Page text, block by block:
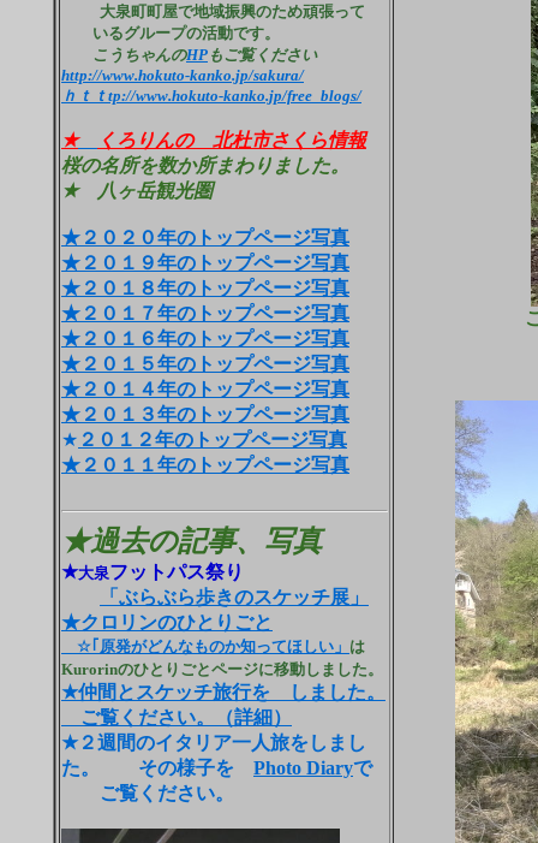
大泉町町屋で地域振興のため頑張って
いるグループの活動です。
こうちゃんのHP もご覧ください
http://www.hokuto-kanko.jp/sakura/
ｈｔｔtp://www.hokuto-kanko.jp/free_blogs/
★
くろりんの 北杜市さくら情報
桜の名所を数か所まわりました。
★ 八ヶ岳観光圏
★２０２０年のトップページ写真
★２０１９年のトップページ写真
★２０１８年のトップページ写真
★２０１７年のトップページ写真
★２０１６年のトップページ写真
★２０１５年のトップページ写真
★２０１４年のトップページ写真
★２０１３年のトップページ写真
★ ２０１２年のトップページ写真
★２０１１年のトップページ写真
★過去の記事、写真
★大泉フットパス祭り
「ぶらぶら歩きのスケッチ展」
★クロリンのひとりごと
☆｢原発がどんなものか知ってほしい」 は
Kurorinのひとりごとページに移動しました。
★仲間とスケッチ旅行を しました。
ご覧ください。（詳細）
★２週間のイタリア一人旅をしまし
た。 その様子を Photo Diaryで
ご覧ください。